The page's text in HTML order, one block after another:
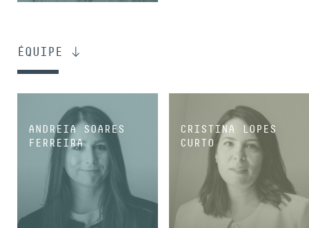
ASSOCIÉE
ÉQUIPE
ANDREIA SOARES
FERREIRA
CRISTINA LOPES
CURTO